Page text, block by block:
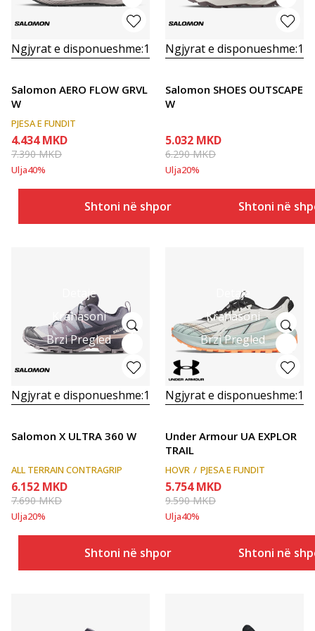
Ngjyrat e disponueshme:1
Salomon AERO FLOW GRVL
W
PJESA E FUNDIT
4.434 MKD
7.390MKD
Ulja40%
Shtoni në shportë
Ngjyrat e disponueshme:1
Salomon SHOES OUTSCAPE
W
5.032 MKD
6.290MKD
Ulja20%
Shtoni në
Detaje
Krahasoni
Brzi Pregled
Ngjyrat e disponueshme:1
Salomon X ULTRA 360 W
ALL TERRAIN CONTRAGRIP
6.152 MKD
7.690MKD
Ulja20%
Shtoni në shportë
Detaje
Krahasoni
Brzi Pregled
Ngjyrat e disponueshme:1
Under Armour UA EXPLOR
TRAIL
HOVR PJESA E FUNDIT
5.754 MKD
9.590MKD
Ulja40%
Shtoni në